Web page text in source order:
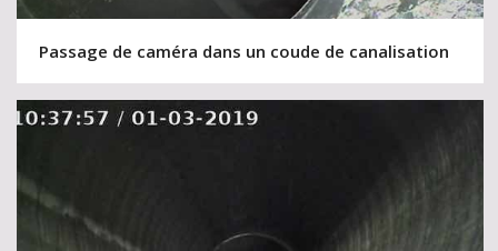
Passage de caméra dans un coude de canalisation